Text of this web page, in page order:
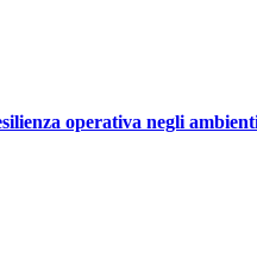
operativa negli